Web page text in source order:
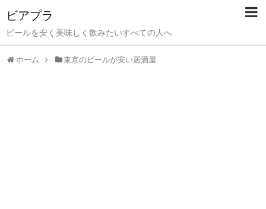
ビアプラ
ビールを安く美味しく飲みたいすべての人へ
ホーム 東京のビールが安い居酒屋